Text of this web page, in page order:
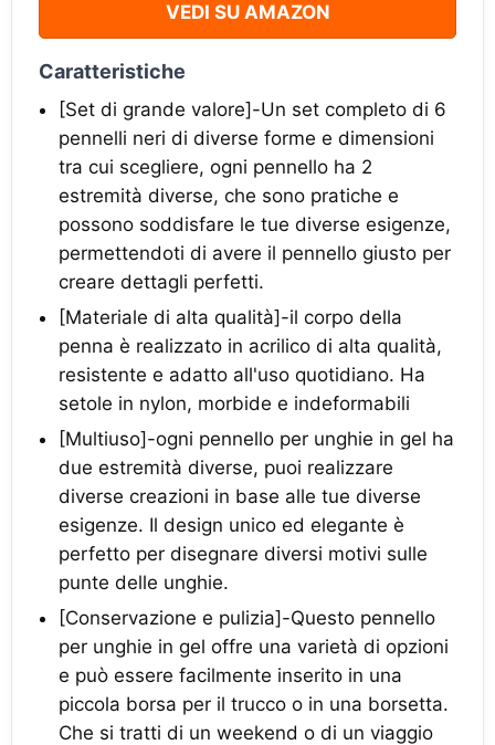
VEDI SU AMAZON
Caratteristiche
[Set di grande valore]-Un set completo di 6
pennelli neri di diverse forme e dimensioni
tra cui scegliere, ogni pennello ha 2
estremità diverse, che sono pratiche e
possono soddisfare le tue diverse esigenze,
permettendoti di avere il pennello giusto per
creare dettagli perfetti.
[Materiale di alta qualità]-il corpo della
penna è realizzato in acrilico di alta qualità,
resistente e adatto all'uso quotidiano. Ha
setole in nylon, morbide e indeformabili
[Multiuso]-ogni pennello per unghie in gel ha
due estremità diverse, puoi realizzare
diverse creazioni in base alle tue diverse
esigenze. Il design unico ed elegante è
perfetto per disegnare diversi motivi sulle
punte delle unghie.
[Conservazione e pulizia]-Questo pennello
per unghie in gel offre una varietà di opzioni
e può essere facilmente inserito in una
piccola borsa per il trucco o in una borsetta.
Che si tratti di un weekend o di un viaggio